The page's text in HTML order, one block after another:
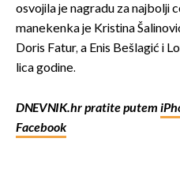
osvojila je nagradu za najbolji
manekenka je Kristina
Doris Fatur, a Enis Bešlagić i
lica godine.
DNEVNIK.hr pratite putem
Facebook